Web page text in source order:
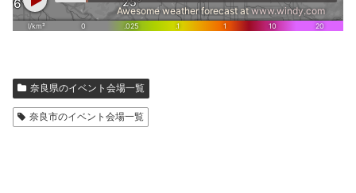
奈良県のイベント会場一覧
奈良市のイベント会場一覧